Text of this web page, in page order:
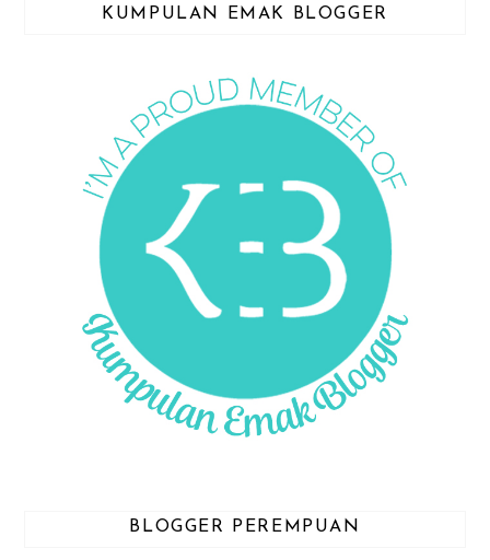
KUMPULAN EMAK BLOGGER
BLOGGER PEREMPUAN